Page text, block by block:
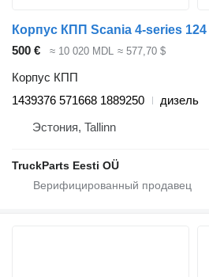
500 € ≈ 10 020 MDL ≈ 577,70 $
Корпус КПП
1439376 571668 1889250
дизель
Эстония, Tallinn
TruckParts Eesti OÜ